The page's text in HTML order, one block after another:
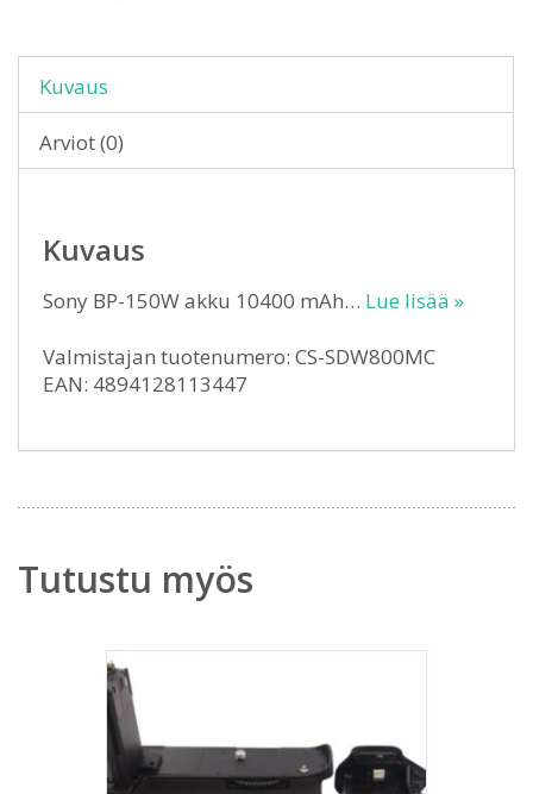
Kuvaus
Arviot (0)
Kuvaus
Sony BP-150W akku 10400 mAh… Lue lisää »
Valmistajan tuotenumero: CS-SDW800MC
EAN: 4894128113447
Tutustu myös